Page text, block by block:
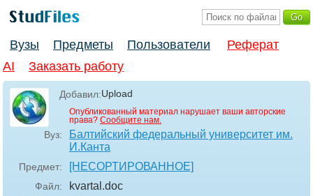
Вузы Предметы Пользователи
Реферат
AI
Заказать работу
Добавил:Upload
Опубликованный материал нарушает ваши авторские
права? Сообщите нам.
Вуз:
Балтийский федеральный университет им.
И.Канта
Предмет: [НЕСОРТИРОВАННОЕ]
Файл: kvartal .doc